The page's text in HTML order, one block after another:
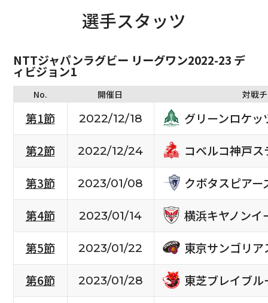
選手スタッツ
NTTジャパンラグビー リーグワン2022-23 デ
ィビジョン1
No. 開催日 対戦
第1節 2022/12/18
グリーンロケッ
第2節
2022/12/24
コベルコ神戸
第3節
2023/01/08
クボタスピア
第4節
2023/01/14
横浜キヤノンイ
第5節
2023/01/22
東京サンゴリア
第6節
2023/01/28
東芝ブレイブ